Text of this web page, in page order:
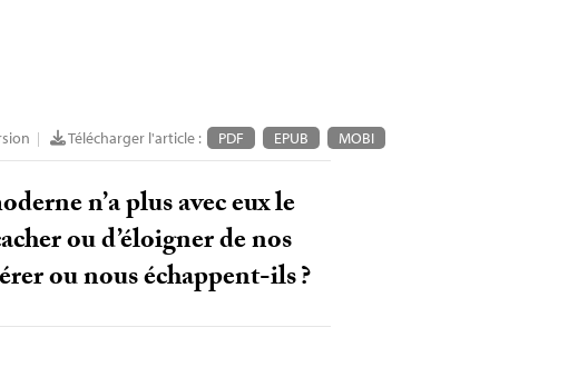
| Télécharger l'article : PDF EPUB MOBI
n’a plus avec eux le
ou d’éloigner de nos
ou nous échappent-ils?